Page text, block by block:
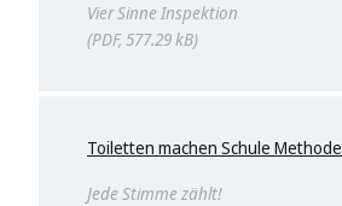
Vier Sinne Inspektion
PDF, 577.29 kB
Toiletten machen Schule Methode
Jede Stimme zählt!